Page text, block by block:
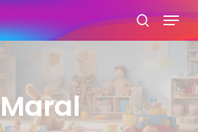
search
Menu
Maral